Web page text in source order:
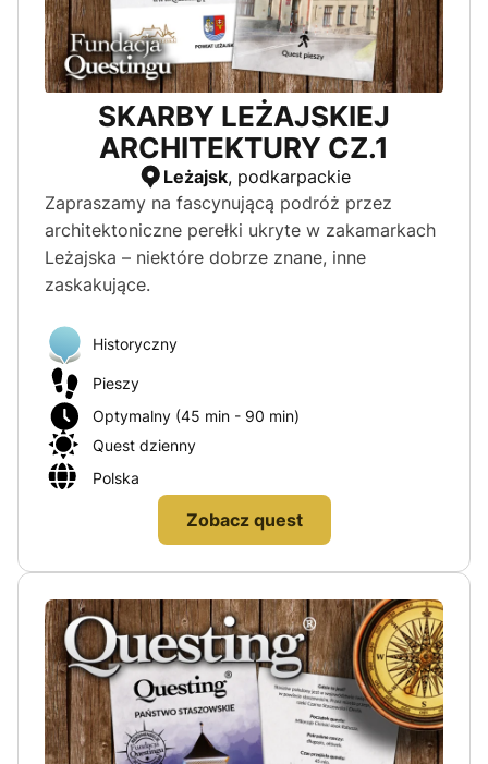
SKARBY LEŻAJSKIEJ
ARCHITEKTURY CZ.1
Leżajsk, podkarpackie
Zapraszamy na fascynującą podróż przez
architektoniczne perełki ukryte w zakamarkach
Leżajska – niektóre dobrze znane, inne
zaskakujące.
Historyczny
Pieszy
Optymalny (45 min - 90 min)
Quest dzienny
Polska
Zobacz quest